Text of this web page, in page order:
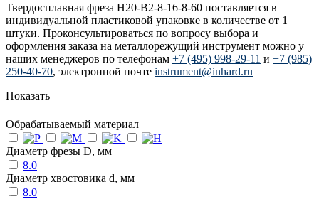
Твердосплавная фреза H20-B2-8-16-8-60 поставляется в
индивидуальной пластиковой упаковке в количестве от 1
штуки. Проконсультироваться по вопросу выбора и
оформления заказа на металлорежущий инструмент можно у
наших менеджеров по телефонам +7 (495) 998-29-11 и +7 (985)
250-40-70, электронной почте instrument@inhard.ru
Показать
Обрабатываемый материал
Диаметр фрезы D, мм
8.0
Диаметр хвостовика d, мм
8.0